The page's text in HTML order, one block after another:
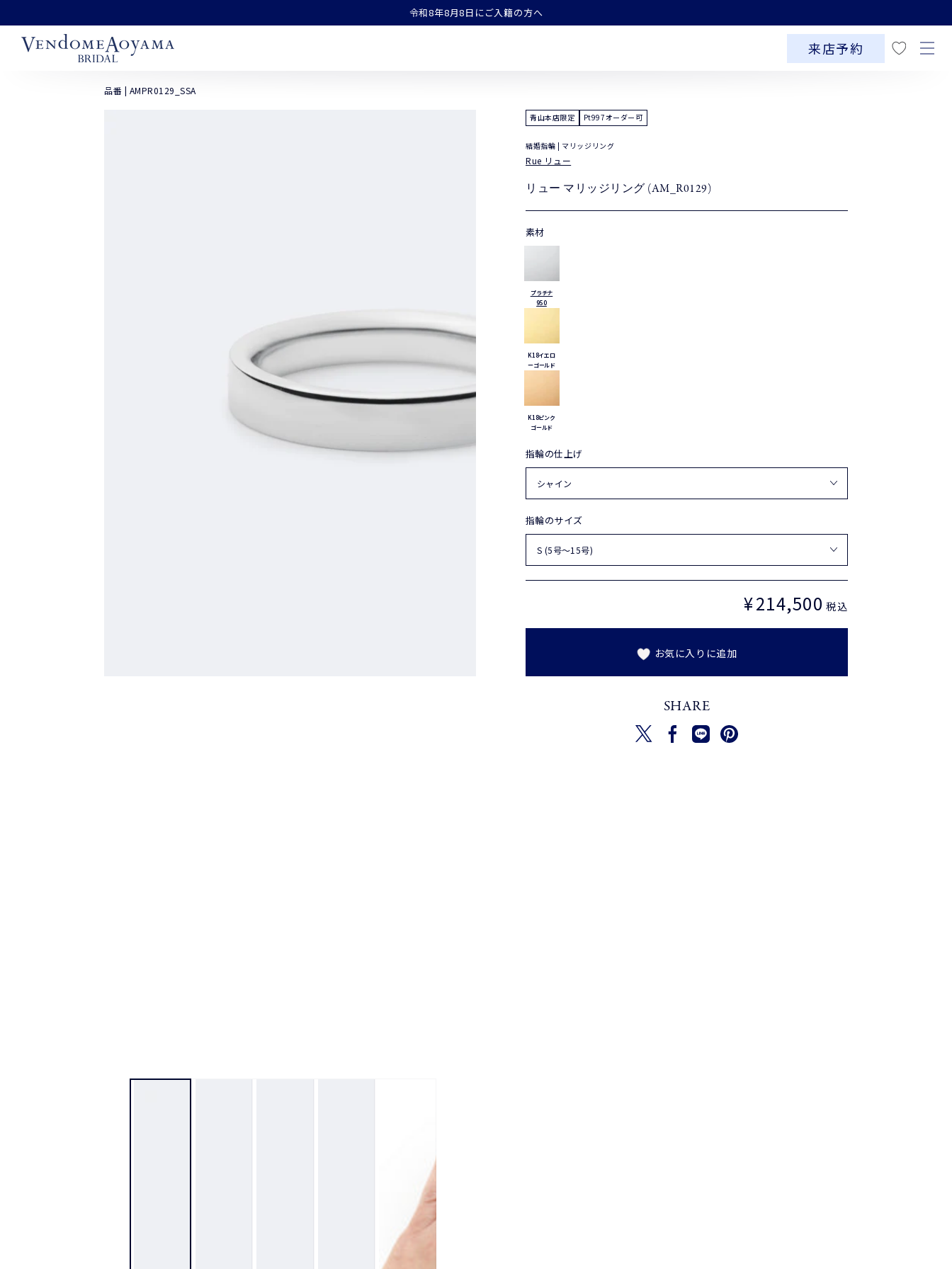
令和8年8月8日にご入籍の方へ
来店予約
気
に
品番 | AMPR0129_SSA
青山本店限定 Pt997オーダー可
結婚指輪 | マリッジリング
Rue リュー
リュー マリッジリング (AM_R0129)
素材
プラチナ
950
K18イエロ
ーゴールド
K18ピンク
ゴールド
指輪の仕上げ
指輪のサイズ
定
¥214,500 税込
お気に入りに追加
SHARE
ツイートする
新しいウィンドウで開く
シェアする
新しいウィンドウで開く
Translation missing:
新しいウィンドウで開く
ピンを保存する
新しいウィンドウで開く